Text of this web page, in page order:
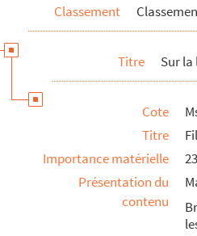
Classement
Titre Sur
Cote
Titre
Importance matérielle
Présentation du
contenu